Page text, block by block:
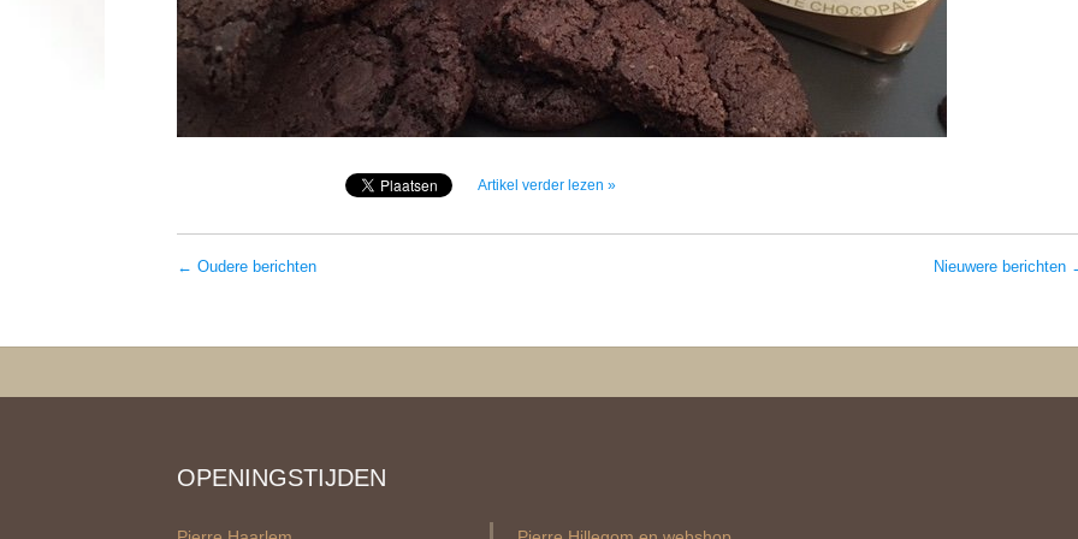
Artikel verder lezen »
← Oudere berichten Nieuwere berichten
OPENINGSTIJDEN